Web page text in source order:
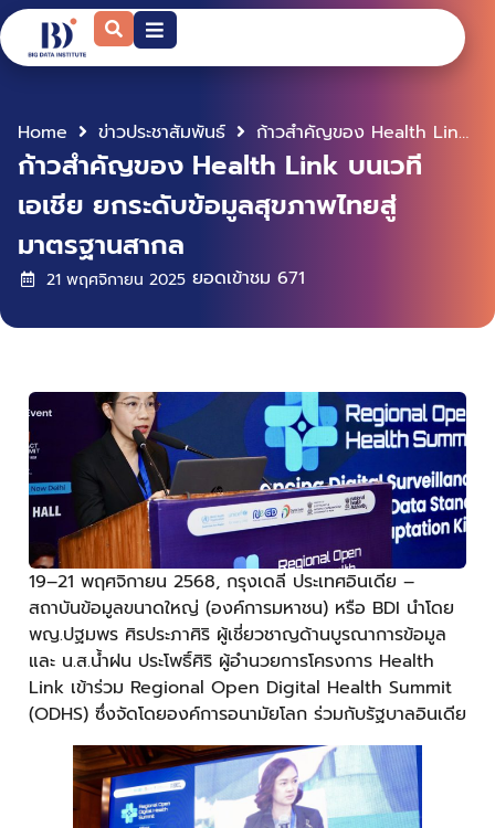
Home ข่าวประชาสัมพันธ์ ก้าวสำคัญของ Health Link บนเวทีเอเชีย ยกระดับข้อมูลสุขภาพไทยสู่มาตรฐานสากล
ก้าวสำคัญของ Health Link บนเวที
เอเชีย ยกระดับข้อมูลสุขภาพไทยสู่
มาตรฐานสากล
21 พฤศจิกายน 2025 ยอดเข้าชม 671
19–21 พฤศจิกายน 2568, กรุงเดลี ประเทศอินเดีย –
สถาบันข้อมูลขนาดใหญ่ (องค์การมหาชน) หรือ BDI นำโดย
พญ.ปฐมพร ศิรประภาศิริ ผู้เชี่ยวชาญด้านบูรณาการข้อมูล
และ น.ส.น้ำฝน ประโพธิ์ศิริ ผู้อำนวยการโครงการ Health
Link เข้าร่วม Regional Open Digital Health Summit
(ODHS) ซึ่งจัดโดยองค์การอนามัยโลก ร่วมกับรัฐบาลอินเดีย